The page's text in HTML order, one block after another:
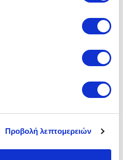
Προβολή λεπτομερειών
σε μαύρο χρώμα και
cm